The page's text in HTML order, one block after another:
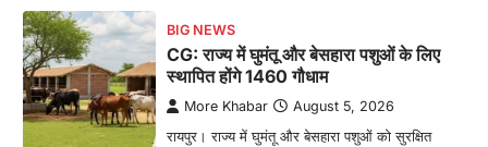
BIG NEWS
CG: राज्य में घुमंतू और बेसहारा पशुओं के लिए
स्थापित होंगे 1460 गौधाम
More Khabar August 5, 2026
रायपुर। राज्य में घुमंतू और बेसहारा पशुओं को सुरक्षित